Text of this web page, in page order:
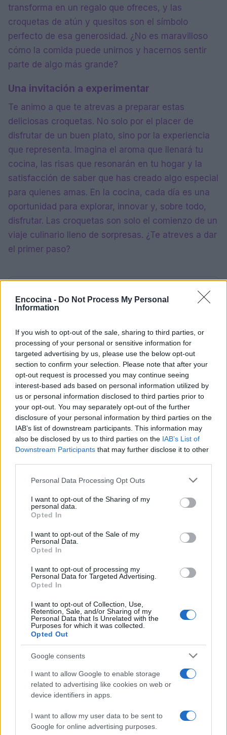
Encocina - Do Not Process My Personal
Information
If you wish to opt-out of the sale, sharing to third parties, or
processing of your personal or sensitive information for
targeted advertising by us, please use the below opt-out
section to confirm your selection. Please note that after your
opt-out request is processed you may continue seeing
interest-based ads based on personal information utilized by
us or personal information disclosed to third parties prior to
your opt-out. You may separately opt-out of the further
disclosure of your personal information by third parties on the
IAB’s list of downstream participants. This information may
also be disclosed by us to third parties on the IAB’s List of
Downstream Participants that may further disclose it to other
Please note that this website/app uses one or more Google
not limited to your visit or usage behaviour. You may click to
grant or deny consent to Google and its third-party tags to
use your data for below specified purposes in below Google
consent section.
Personal Data Processing Opt Outs
I want to opt-out of the Sharing of my
personal data.
Opted In
I want to opt-out of the Sale of my
Personal Data.
Opted In
I want to opt-out of processing my
Personal Data for Targeted Advertising.
Opted In
I want to opt-out of Collection, Use,
Retention, Sale, and/or Sharing of my
Personal Data that Is Unrelated with the
Purposes for which it was collected.
Opted Out
Google consents
I want to allow Google to enable storage
related to advertising like cookies on web or
device identifiers in apps.
I want to allow my user data to be sent to
Google for online advertising purposes.
transforma en un regalo que ofreces, y las
croquetas de atún y quesitos son el símbolo
perfecto de esa generosidad. ¿No es maravilloso
cómo la comida puede unirnos y hacernos sentir
parte de algo más grande?
Una invitación a experimentar
Te animo a que te atrevas a preparar estas
deliciosas croquetas. No solo por el placer de
disfrutar de un buen plato, sino por la experiencia
que representa. Imagina el aroma que llenará tu
cocina, las risas que resonarán en tu hogar y la
satisfacción de saber que has creado algo especial
para quienes amas. En la cocina, cada día es una
oportunidad para explorar, innovar y, sobre todo,
disfrutar. Las croquetas son solo el comienzo de un
viaje culinario lleno de sorpresas. ¿Te atreves a dar
el primer paso?
staff
Sigue leyendo
CONSEJOS DE COCINA
Medidas, iluminación y almacenamiento para una isla